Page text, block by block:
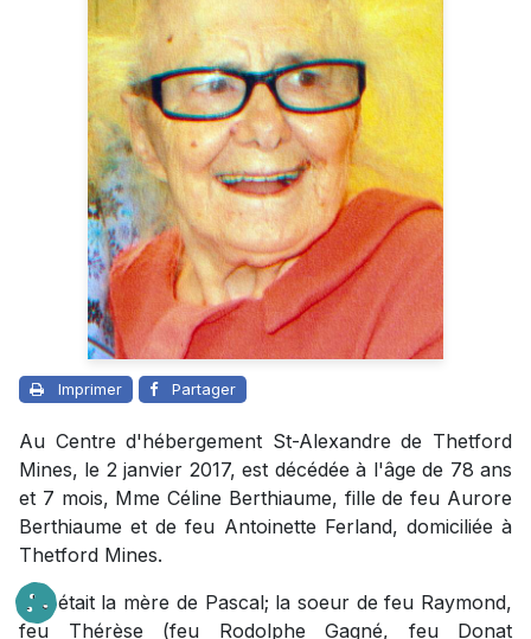
Imprimer Partager
Au Centre d'hébergement St-Alexandre de Thetford
Mines, le 2 janvier 2017, est décédée à l'âge de 78 ans
et 7 mois, Mme Céline Berthiaume, fille de feu Aurore
Berthiaume et de feu Antoinette Ferland, domiciliée à
Thetford Mines.
Elle était la mère de Pascal; la soeur de feu Raymond,
feu Thérèse (feu Rodolphe Gagné, feu Donat